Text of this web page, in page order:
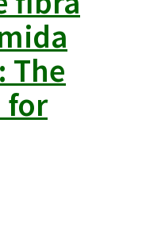
The
for